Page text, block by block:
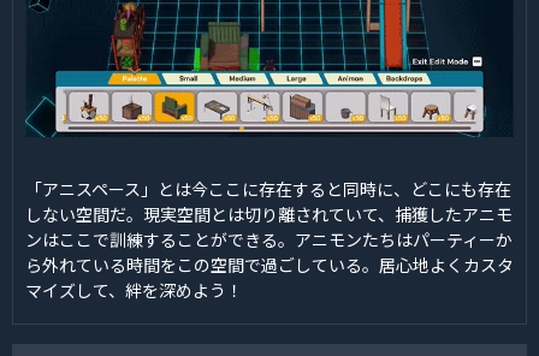
「アニスペース」とは今ここに存在すると同時に、どこにも存在
しない空間だ。現実空間とは切り離されていて、捕獲したアニモ
ンはここで訓練することができる。アニモンたちはパーティーか
ら外れている時間をこの空間で過ごしている。居心地よくカスタ
マイズして、絆を深めよう！